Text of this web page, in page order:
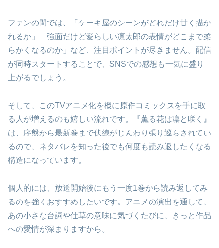
ファンの間では、「ケーキ屋のシーンがどれだけ甘く描か
れるか」「強面だけど愛らしい凛太郎の表情がどこまで柔
らかくなるのか」など、注目ポイントが尽きません。配信
が同時スタートすることで、SNSでの感想も一気に盛り
上がるでしょう。
そして、このTVアニメ化を機に原作コミックスを手に取
る人が増えるのも嬉しい流れです。『薫る花は凛と咲く』
は、序盤から最新巻まで伏線がじんわり張り巡らされてい
るので、ネタバレを知った後でも何度も読み返したくなる
構造になっています。
個人的には、放送開始後にもう一度1巻から読み返してみ
るのを強くおすすめしたいです。アニメの演出を通して、
あの小さな台詞や仕草の意味に気づくたびに、きっと作品
への愛情が深まりますから。